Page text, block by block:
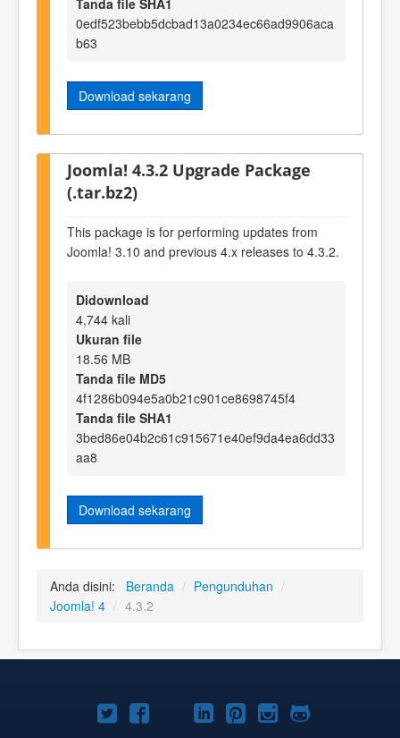
0edf523bebb5dcbad13a0234ec66ad9906aca
b63
Download sekarang
Joomla! 4.3.2 Upgrade Package
(.tar.bz2)
This package is for performing updates from
Joomla! 3.10 and previous 4.x releases to 4.3.2.
Didownload
4,744 kali
Ukuran file
18.56 MB
Tanda file MD5
4f1286b094e5a0b21c901ce8698745f4
Tanda file SHA1
3bed86e04b2c61c915671e40ef9da4ea6dd33
aa8
Download sekarang
Anda disini: Beranda / Pengunduhan /
Joomla! 4 / 4.3.2
Joomla!Joomla!Joomla!
Joomla!Joomla!
Joomla!Joomla!